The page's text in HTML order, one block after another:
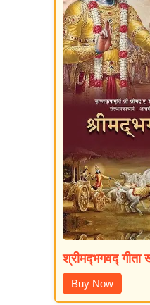
श्रीमद्‍भगवद्‍ गीता
Buy Now